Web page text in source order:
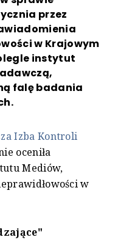
przez
w Krajowym
instytut
falę badania
Izba Kontroli
oceniła
Mediów,
w